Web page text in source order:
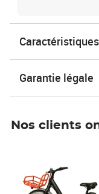
Caractéristiques
Garantie légale
Nos clients